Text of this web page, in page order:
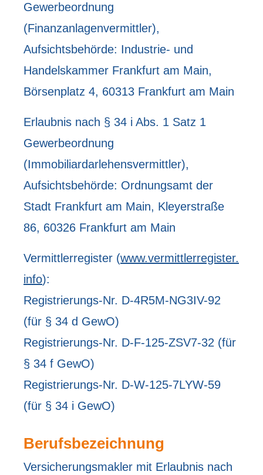
Gewerbeordnung
(Finanzanlagenvermittler),
Aufsichtsbehörde: Industrie- und
Handelskammer Frankfurt am Main,
Börsenplatz 4, 60313 Frankfurt am Main
Erlaubnis nach § 34 i Abs. 1 Satz 1
Gewerbeordnung
(Immobiliardarlehensvermittler),
Aufsichtsbehörde: Ordnungsamt der
Stadt Frankfurt am Main, Kleyerstraße
86, 60326 Frankfurt am Main
Vermittlerregister (www.vermittlerregister.
info):
Registrierungs-Nr. D-4R5M-NG3IV-92
(für § 34 d GewO)
Registrierungs-Nr. D-F-125-ZSV7-32 (für
§ 34 f GewO)
Registrierungs-Nr. D-W-125-7LYW-59
(für § 34 i GewO)
Berufsbezeichnung
Ver­sicherungs­makler mit Erlaubnis nach